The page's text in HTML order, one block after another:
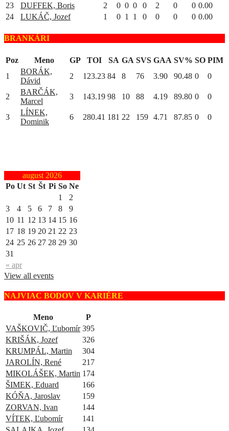
23
DUFFEK, Boris 2 0 0 0 0 2 0 0 0.00
24
LUKÁČ, Jozef 1 0 1 1 0 0 0 0 0.00
BRANKÁRI
Poz Meno GP TOI SA GA SVS GAA SV% SO PIM
1
BORÁK,
Dávid
2 123.23 84 8 76 3.90 90.48 0 0
2
BARČÁK,
Marcel
3 143.19 98 10 88 4.19 89.80 0 0
3
LÍNEK,
Dominik
6 280.41 181 22 159 4.71 87.85 0 0
august 2026
Po Ut St Št Pi So Ne
« apr
1
2
3
4 5 6 7 8
9
10 11 12 13 14 15 16
17 18 19 20 21 22 23
24 25 26 27 28 29 30
31
View all events
NAJVIAC BODOV V KARIÉRE
Meno
P
VAŠKOVIČ, Ľubomír 395
KRIŠÁK, Jozef
326
KRUMPÁL, Martin
304
JAROLÍN, René
217
MIKOLÁŠEK, Martin 174
ŠIMEK, Eduard
166
KÓŇA, Jaroslav
159
ZORVAN, Ivan
144
VÍTEK, Ľubomír
141